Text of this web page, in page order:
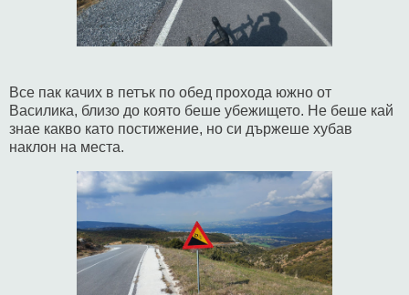
Все пак качих в петък по обед прохода южно от
Василика, близо до която беше убежището. Не беше кай
знае какво като постижение, но си държеше хубав
наклон на места.